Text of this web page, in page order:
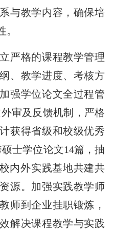
与教学内容，确保培
严格的课程教学管理
、教学进度、考核方
强学位论文全过程管
审及反馈机制，严格
获得省级和校级优秀
士学位论文14篇，抽
内外实践基地共建共
源。加强实践教学师
师到企业挂职锻炼，
解决课程教学与实践